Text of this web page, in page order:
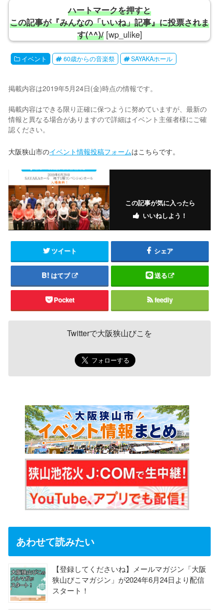
ハートマークを押すと
この記事が『みんなの「いいね」記事』に投票されま
す(^^)/[wp_ulike]
イベント 60歳からの音楽祭 SAYAKAホール
掲載内容は2019年5月24日(金)時点の情報です。
掲載内容はできる限り正確に保つように努めていますが、最新の
情報と異なる場合がありますので詳細はイベント主催者様にご確
認ください。
大阪狭山市のイベント情報投稿フォームはこちらです。
この記事が気に入ったら
いいねしよう！
ツイート シェア
はてブ 送る
Pocket feedly
Twitterで大阪狭山びこを
あわせて読みたい
【登録してくださいね】メールマガジン「大阪
狭山びこマガジン」が2024年6月24日より配信
スタート！